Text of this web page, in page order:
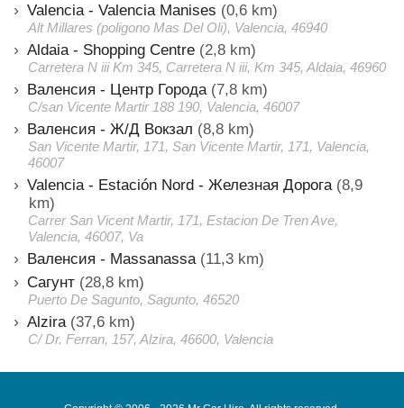
Valencia - Valencia Manises (0,6 km)
Alt Millares (poligono Mas Del Oli), Valencia, 46940
Aldaia - Shopping Centre (2,8 km)
Carretera N iii Km 345, Carretera N iii, Km 345, Aldaia, 46960
Валенсия - Центр Города (7,8 km)
C/san Vicente Martir 188 190, Valencia, 46007
Валенсия - Ж/Д Вокзал (8,8 km)
San Vicente Martir, 171, San Vicente Martir, 171, Valencia,
46007
Valencia - Estación Nord - Железная Дорога (8,9
km)
Carrer San Vicent Martir, 171, Estacion De Tren Ave,
Valencia, 46007, Va
Валенсия - Massanassa (11,3 km)
Сагунт (28,8 km)
Puerto De Sagunto, Sagunto, 46520
Alzira (37,6 km)
C/ Dr. Ferran, 157, Alzira, 46600, Valencia